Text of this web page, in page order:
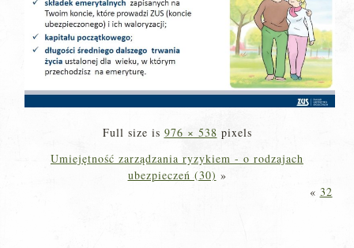
Full size is 976 × 538 pixels
Umiejętność zarządzania ryzykiem - o rodzajach
ubezpieczeń (30) »
« 32